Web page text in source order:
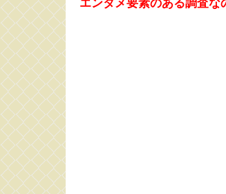
エンタメ要素のある調査な